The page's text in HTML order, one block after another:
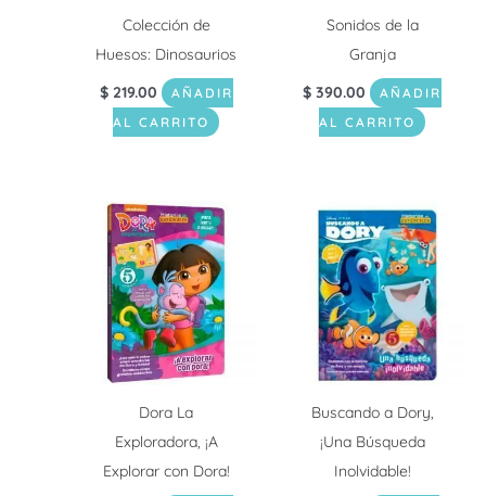
Colección de
Huesos: Dinosaurios
$219.00
AÑADIR
AL CARRITO
Sonidos de la
Granja
$ 390.00
AÑADIR
AL CARRITO
Dora La
Exploradora, ¡A
Explorar con Dora!
Buscando a Dory,
¡Una Búsqueda
Inolvidable!